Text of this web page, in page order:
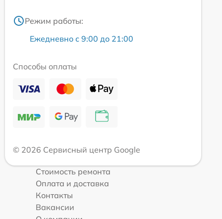
Режим работы:
Ежедневно с 9:00 до 21:00
Способы оплаты
© 2026 Сервисный центр Google
Стоимость ремонта
Оплата и доставка
Контакты
Вакансии